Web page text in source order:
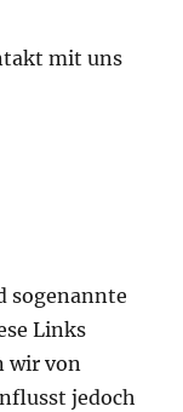
mit uns
sogenannte
Links
wir von
jedoch